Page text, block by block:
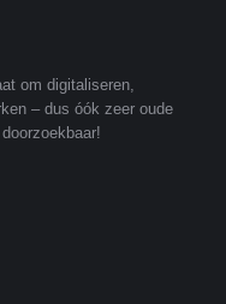
om digitaliseren,
– dus óók zeer oude